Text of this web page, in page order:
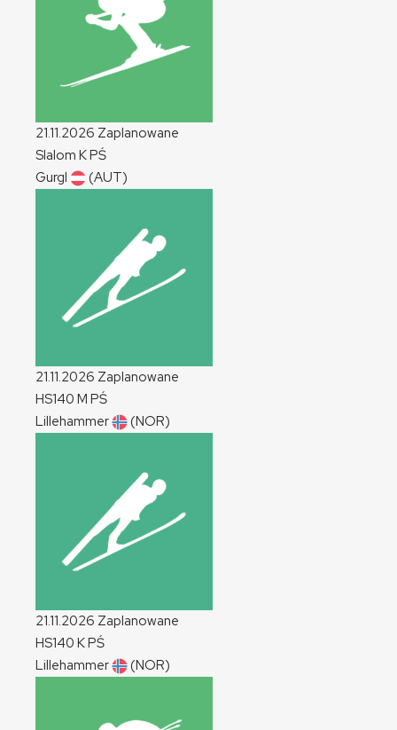
21.11.2026 Zaplanowane
Slalom KPŚ
Gurgl
(AUT)
21.11.2026 Zaplanowane
HS140 M PŚ
Lillehammer
(NOR)
21.11.2026 Zaplanowane
HS140 KPŚ
Lillehammer
(NOR)